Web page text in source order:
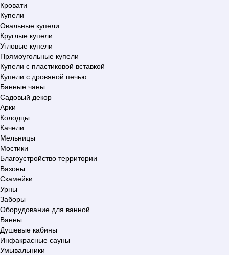
Кровати
Купели
Овальные купели
Круглые купели
Угловые купели
Прямоугольные купели
Купели с пластиковой вставкой
Купели с дровяной печью
Банные чаны
Садовый декор
Арки
Колодцы
Качели
Мельницы
Мостики
Благоустройство территории
Вазоны
Скамейки
Урны
Заборы
Оборудование для ванной
Ванны
Душевые кабины
Инфакрасные сауны
Умывальники